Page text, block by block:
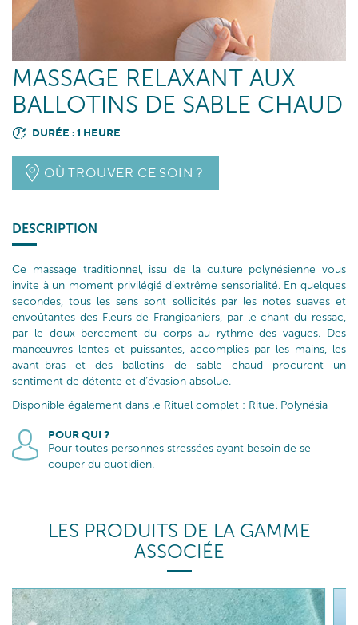
MASSAGE RELAXANT AUX
BALLOTINS DE SABLE CHAUD
DURÉE : 1 HEURE
OÙ TROUVER CE SOIN ?
DESCRIPTION
Ce massage traditionnel, issu de la culture polynésienne vous
invite à un moment privilégié d’extrême sensorialité. En quelques
secondes, tous les sens sont sollicités par les notes suaves et
envoûtantes des Fleurs de Frangipaniers, par le chant du ressac,
par le doux bercement du corps au rythme des vagues. Des
manœuvres lentes et puissantes, accomplies par les mains, les
avant-bras et des ballotins de sable chaud procurent un
sentiment de détente et d’évasion absolue.
Disponible également dans le Rituel complet : Rituel Polynésia
POUR QUI ?
Pour toutes personnes stressées ayant besoin de se
couper du quotidien.
LES PRODUITS DE LA GAMME
ASSOCIÉE